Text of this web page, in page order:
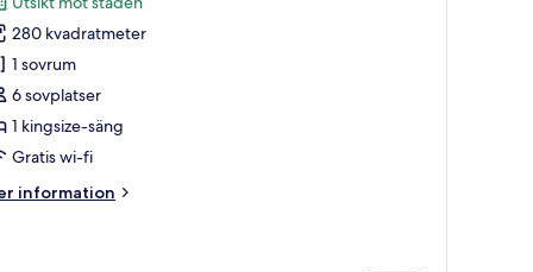
280 kvadratmeter
1 sovrum
6 sovplatser
1 kingsize-säng
Gratis wi-fi
information